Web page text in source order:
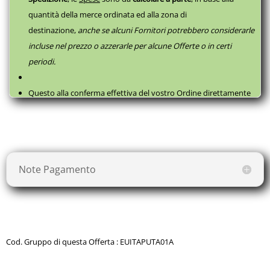
Certificazioni CE EN ISO 20957-1/957-4
Codice prodotto WLX-70
quantità della merce ordinata ed alla zona di
destinazione, anche se alcuni Fornitori potrebbero considerarle
incluse nel prezzo o azzerarle per alcune Offerte o in certi
periodi.
Questo alla conferma effettiva del vostro Ordine direttamente
con il fornitore, successivamente a questaPrenotazione, come
Note Pagamento
Cod. Gruppo di questa Offerta : EUITAPUTA01A